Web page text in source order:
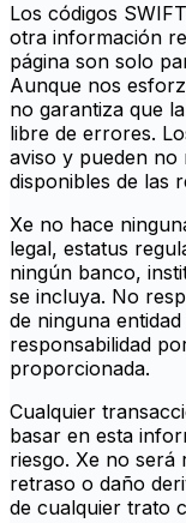
Los códigos
otra información
página son solo
Aunque nos
no garantiza que
libre de errores.
aviso y pueden no
disponibles de las
Xe no hace
legal, estatus
ningún banco,
se incluya. No
de ninguna
responsabilidad
proporcionada.
Cualquier
basar en esta
riesgo. Xe no será
retraso o daño
de cualquier trato